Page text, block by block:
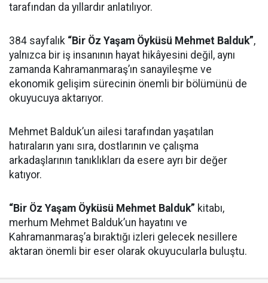
tarafından da yıllardır anlatılıyor.
384 sayfalık “Bir Öz Yaşam Öyküsü Mehmet Balduk”,
yalnızca bir iş insanının hayat hikâyesini değil, aynı
zamanda Kahramanmaraş’ın sanayileşme ve
ekonomik gelişim sürecinin önemli bir bölümünü de
okuyucuya aktarıyor.
Mehmet Balduk’un ailesi tarafından yaşatılan
hatıraların yanı sıra, dostlarının ve çalışma
arkadaşlarının tanıklıkları da esere ayrı bir değer
katıyor.
“Bir Öz Yaşam Öyküsü Mehmet Balduk” kitabı,
merhum Mehmet Balduk’un hayatını ve
Kahramanmaraş’a bıraktığı izleri gelecek nesillere
aktaran önemli bir eser olarak okuyucularla buluştu.